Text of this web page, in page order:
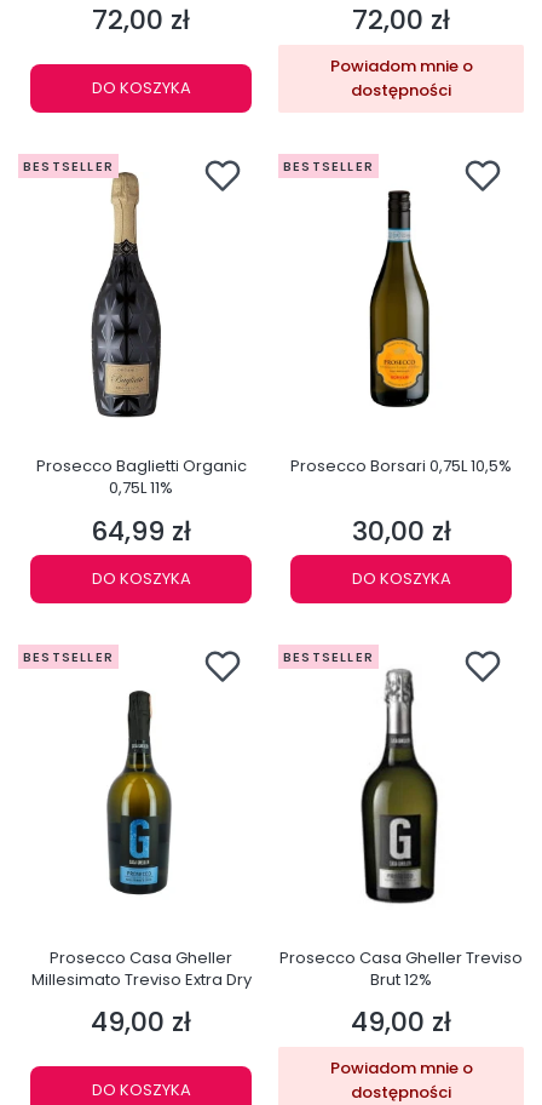
Cena
72,00 zł
DO KOSZYKA
Cena
72,00 zł
Powiadom mnie o
dostępności
BESTSELLER
Prosecco Baglietti Organic
0,75L 11%
Cena
64,99 zł
DO KOSZYKA
BESTSELLER
Prosecco Borsari 0,75L 10,5%
Cena
30,00 zł
DO KOSZYKA
BESTSELLER
Prosecco Casa Gheller
Millesimato Treviso Extra Dry
Cena
49,00 zł
DO KOSZYKA
BESTSELLER
Prosecco Casa Gheller Treviso
Brut 12%
Cena
49,00 zł
Powiadom mnie o
dostępności